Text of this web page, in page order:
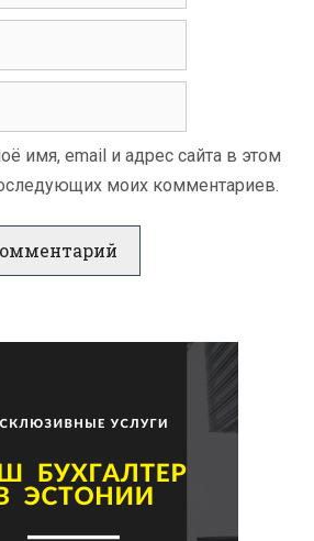
имя, email и адрес сайта в этом
моих комментариев.